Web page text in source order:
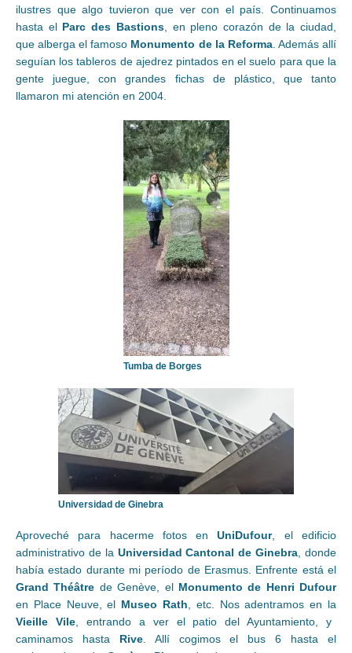
ilustres que algo tuvieron que ver con el país. Continuamos
hasta el Parc des Bastions, en pleno corazón de la ciudad,
que alberga el famoso Monumento de la Reforma. Además allí
seguían los tableros de ajedrez pintados en el suelo para que la
gente juegue, con grandes fichas de plástico, que tanto
llamaron mi atención en 2004.
Tumba de Borges
Universidad de Ginebra
Aproveché para hacerme fotos enUniDufour, el edificio
administrativo de la Universidad Cantonal de Ginebra, donde
había estado durante mi período de Erasmus. Enfrente está el
Grand Théâtre de Genève, el Monumento de Henri Dufour
en Place Neuve, el Museo Rath, etc. Nos adentramos en la
Vieille Vile, entrando a ver el patio del Ayuntamiento, y
caminamos hasta Rive. Allí cogimos el bus 6 hasta el